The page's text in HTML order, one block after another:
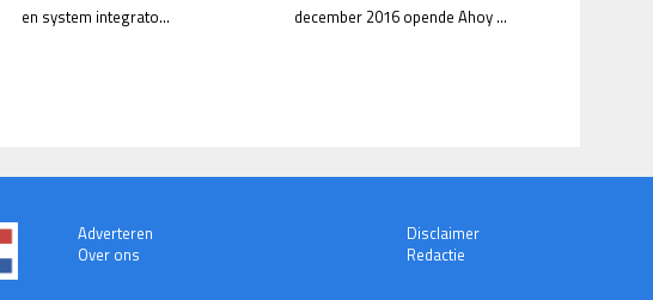
en system integrato...
december 2016 opende Ahoy ...
Adverteren
Over ons
Disclaimer
Redactie